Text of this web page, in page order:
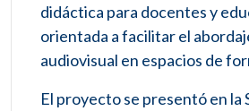
didáctica para docentes y
orientada a facilitar el
audiovisual en espacios de
El proyecto se presentó en la